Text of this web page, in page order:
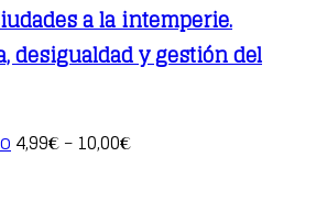
a la intemperie.
desigualdad y gestión del
This
product
4,99€ – 10,00€